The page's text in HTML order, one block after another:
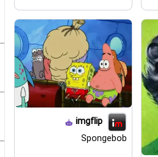
imgflip
Spongebob